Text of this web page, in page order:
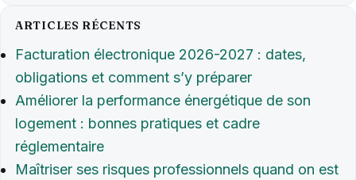
ARTICLES RÉCENTS
Facturation électronique 2026-2027 : dates,
obligations et comment s’y préparer
Améliorer la performance énergétique de son
logement : bonnes pratiques et cadre
réglementaire
Maîtriser ses risques professionnels quand on est